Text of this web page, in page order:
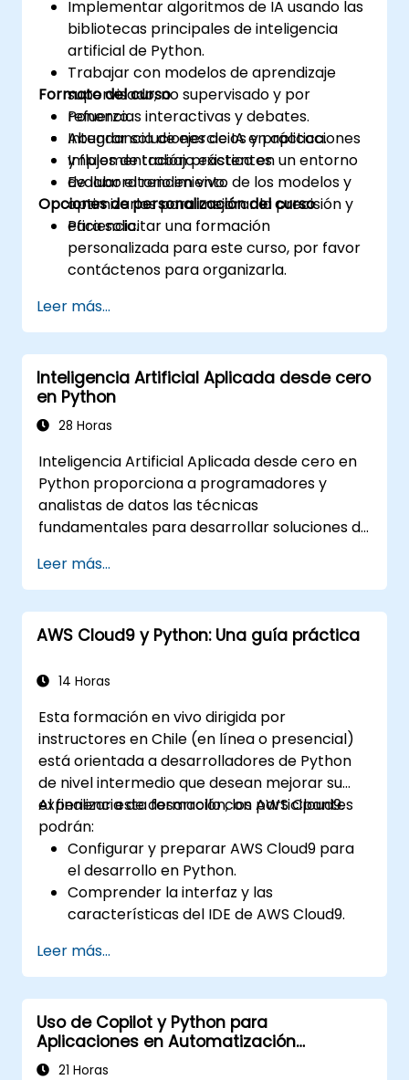
Implementar algoritmos de IA usando las
bibliotecas principales de inteligencia
artificial de Python.
Trabajar con modelos de aprendizaje
supervisado, no supervisado y por
refuerzo.
Integrar soluciones de IA en aplicaciones
y flujos de trabajo existentes.
Evaluar el rendimiento de los modelos y
optimizarlos para mejorar la precisión y
eficiencia.
Formato del curso
Ponencias interactivas y debates.
Abundancia de ejercicios y práctica.
Implementación práctica en un entorno
de laboratorio en vivo.
Opciones de personalización del curso
Para solicitar una formación
personalizada para este curso, por favor
contáctenos para organizarla.
Leer más...
Inteligencia Artificial Aplicada desde cero
en Python
28 Horas
Inteligencia Artificial Aplicada desde cero en
Python proporciona a programadores y
analistas de datos las técnicas
fundamentales para desarrollar soluciones de
utilizando Python. Aborda los principios clave
del aprendizaje supervisado (clasificación y
regresión), el aprendizaje no supervisado
(agrupamiento y detección de anomalías) y
neuronales. Examina métodos comprobados
MLlib y cuadernos Jupyter, facilitando un
desarrollo práctico de IA. Ayuda a los
profesionales a implementar modelos de
aprendizaje automático aplicables, evaluar
las limitaciones de los algoritmos y completar
proyectos prácticos para resolver
problemas del mundo real.
Leer más...
AWS Cloud9 y Python: Una guía práctica
14 Horas
Esta formación en vivo dirigida por
instructores en Chile (en línea o presencial)
está orientada a desarrolladores de Python
de nivel intermedio que desean mejorar su
experiencia de desarrollo con AWS Cloud9.
Al finalizar esta formación, los participantes
podrán:
Configurar y preparar AWS Cloud9 para
el desarrollo en Python.
Comprender la interfaz y las
características del IDE de AWS Cloud9.
Python en AWS Cloud9.
Colaborar con otros desarrolladores
utilizando la plataforma AWS Cloud9.
Integrar AWS Cloud9 con otros servicios
de AWS para despliegues avanzados.
Leer más...
Uso de Copilot y Python para
Aplicaciones en Automatización
Industrial
21 Horas